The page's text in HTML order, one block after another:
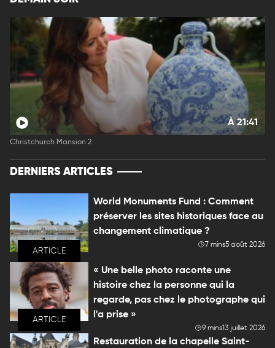
À 21:41
Christchurch Mansion 2
DERNIERS ARTICLES
ARTICLE
World Monuments Fund : Comment
préserver les sites historiques face au
changement climatique ?
7 mins5 août 2026
ARTICLE
« Une belle photo raconte une
histoire chez la personne qui la
regarde, pas chez le photographe qui
l'a prise »
9 mins13 juillet 2026
Restauration de la chapelle Saint-